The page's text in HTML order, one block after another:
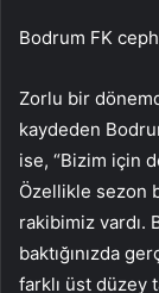
Bodrum FK
Zorlu bir
kaydeden
ise, “Bizim için
Özellikle sezon
rakibimiz vardı.
baktığınızda
farklı üst düzey